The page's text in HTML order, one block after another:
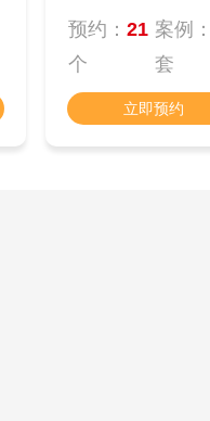
预约：21
个
案例
套
立即预约